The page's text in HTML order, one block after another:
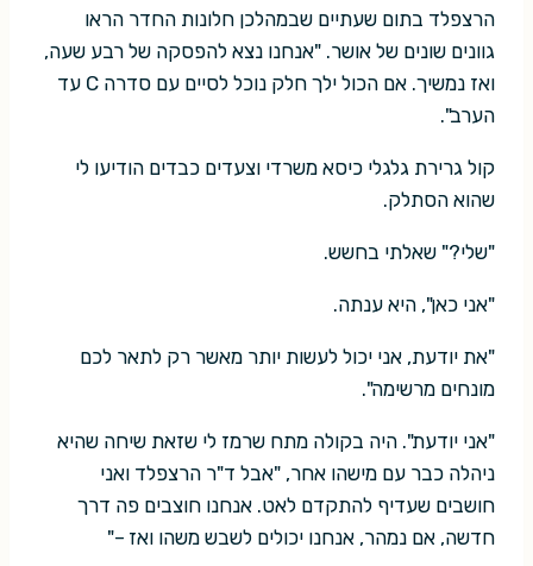
הרצפלד בתום שעתיים שבמהלכן חלונות החדר הראו
גוונים שונים של אושר. "אנחנו נצא להפסקה של רבע שעה,
ואז נמשיך. אם הכול ילך חלק נוכל לסיים עם סדרה C עד
הערב".
קול גרירת גלגלי כיסא משרדי וצעדים כבדים הודיעו לי
שהוא הסתלק.
"שלי?" שאלתי בחשש.
"אני כאן", היא ענתה.
"את יודעת, אני יכול לעשות יותר מאשר רק לתאר לכם
מונחים מרשימה".
"אני יודעת". היה בקולה מתח שרמז לי שזאת שיחה שהיא
ניהלה כבר עם מישהו אחר, "אבל ד"ר הרצפלד ואני
חושבים שעדיף להתקדם לאט. אנחנו חוצבים פה דרך
חדשה, אם נמהר, אנחנו יכולים לשבש משהו ואז –"